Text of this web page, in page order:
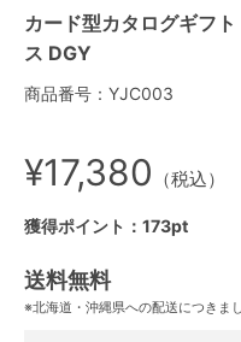
カード型カタログギフ
ス DGY
商品番号：YJC003
¥17,380 （税込）
獲得ポイント：173pt
送料無料
※北海道・沖縄県への配送につきま